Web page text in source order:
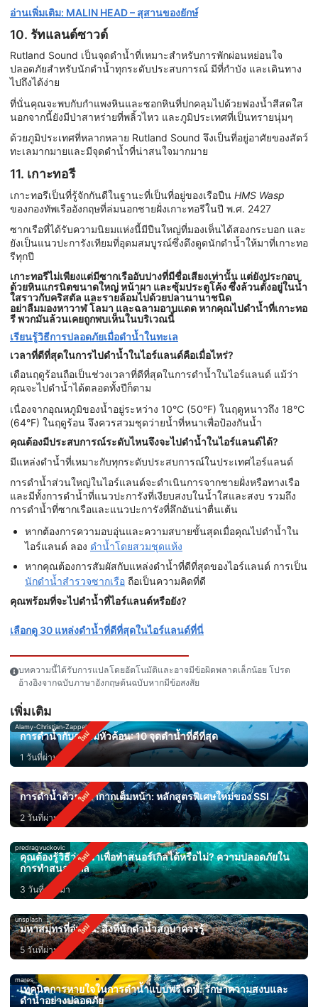
อ่านเพิ่มเติม: MALIN HEAD – สุสานของยักษ์
10. รัทแลนด์ซาวด์
Rutland Sound เป็นจุดดำน้ำที่เหมาะสำหรับการพักผ่อนหย่อนใจ
ปลอดภัยสำหรับนักดำน้ำทุกระดับประสบการณ์ มีที่กำบัง และเดินทาง
ไปถึงได้ง่าย
ที่นั่นคุณจะพบกับกำแพงหินและซอกหินที่ปกคลุมไปด้วยฟองน้ำสีสดใส
นอกจากนี้ยังมีป่าสาหร่ายที่พลิ้วไหว และภูมิประเทศที่เป็นทรายนุ่มๆ
ด้วยภูมิประเทศที่หลากหลาย Rutland Sound จึงเป็นที่อยู่อาศัยของสัตว์
ทะเลมากมายและมีจุดดำน้ำที่น่าสนใจมากมาย
11. เกาะทอรี
เกาะทอรีเป็นที่รู้จักกันดีในฐานะที่เป็นที่อยู่ของเรือปืน HMS Wasp
ของกองทัพเรืออังกฤษที่ล่มนอกชายฝั่งเกาะทอรีในปี พ.ศ. 2427
ซากเรือที่ได้รับความนิยมแห่งนี้มีปืนใหญ่ที่มองเห็นได้สองกระบอก และ
ยังเป็นแนวปะการังเทียมที่อุดมสมบูรณ์ซึ่งดึงดูดนักดำน้ำให้มาที่เกาะทอ
รีทุกปี
เกาะทอรีไม่เพียงแต่มีซากเรืออับปางที่มีชื่อเสียงเท่านั้น แต่ยังประกอบ
ด้วยหินแกรนิตขนาดใหญ่ หน้าผา และซุ้มประตูโค้ง ซึ่งล้วนตั้งอยู่ในน้ำ
ใสราวกับคริสตัล และรายล้อมไปด้วยปลานานาชนิด
อย่าลืมมองหาวาฬ โลมา และฉลามอาบแดด หากคุณไปดำน้ำที่เกาะทอ
รี พวกมันล้วนเคยถูกพบเห็นในบริเวณนี้
เรียนรู้วิธีการปลอดภัยเมื่อดำน้ำในทะเล
เวลาที่ดีที่สุดในการไปดำน้ำในไอร์แลนด์คือเมื่อไหร่?
เดือนฤดูร้อนถือเป็นช่วงเวลาที่ดีที่สุดในการดำน้ำในไอร์แลนด์ แม้ว่า
คุณจะไปดำน้ำได้ตลอดทั้งปีก็ตาม
เนื่องจากอุณหภูมิของน้ำอยู่ระหว่าง 10°C (50°F) ในฤดูหนาวถึง 18°C
(64°F) ในฤดูร้อน จึงควรสวมชุดว่ายน้ำที่หนาเพื่อป้องกันน้ำ
คุณต้องมีประสบการณ์ระดับไหนจึงจะไปดำน้ำในไอร์แลนด์ได้?
มีแหล่งดำน้ำที่เหมาะกับทุกระดับประสบการณ์ในประเทศไอร์แลนด์
การดำน้ำส่วนใหญ่ในไอร์แลนด์จะดำเนินการจากชายฝั่งหรือทางเรือ
และมีทั้งการดำน้ำที่แนวปะการังที่เงียบสงบในน้ำใสและสงบ รวมถึง
การดำน้ำที่ซากเรือและแนวปะการังที่ลึกอันน่าตื่นเต้น
หากต้องการความอบอุ่นและความสบายขั้นสุดเมื่อคุณไปดำน้ำใน
ไอร์แลนด์ ลอง ดำน้ำโดยสวมชุดแห้ง
หากคุณต้องการสัมผัสกับแหล่งดำน้ำที่ดีที่สุดของไอร์แลนด์ การเป็น
นักดำน้ำสำรวจซากเรือ ถือเป็นความคิดที่ดี
คุณพร้อมที่จะไปดำน้ำที่ไอร์แลนด์หรือยัง?
เลือกดู 30 แหล่งดำน้ำที่ดีที่สุดในไอร์แลนด์ที่นี่
บทความนี้ได้รับการแปลโดยอัตโนมัติและอาจมีข้อผิดพลาดเล็กน้อย โปรด
อ้างอิงจากฉบับภาษาอังกฤษต้นฉบับหากมีข้อสงสัย
เพิ่มเติม
Alamy-Christian-Zappel
การดำน้ำกับฉลามหัวค้อน: 10 จุดดำน้ำที่ดีที่สุด
1 วันที่ผ่านมา
การดำน้ำด้วยหน้ากากเต็มหน้า: หลักสูตรพิเศษใหม่ของ SSI
2 วันที่ผ่านมา
predragvuckovic
คุณต้องรู้วิธีว่ายน้ำเพื่อทำสนอร์เกิลได้หรือไม่? ความปลอดภัยใน
การทำสนอร์เกิล
3 วันที่ผ่านมา
unsplash
มหาสมุทรที่อุ่นขึ้น: สิ่งที่นักดำน้ำสกูบาควรรู้
5 วันที่ผ่านมา
mares
เทคนิคการหายใจในการดำน้ำแบบฟรีไดฟ์: รักษาความสงบและ
ดำน้ำอย่างปลอดภัย